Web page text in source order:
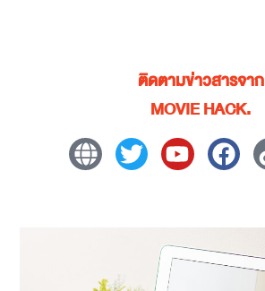
ติดตามข่าวสารจาก
MOVIE HACK.